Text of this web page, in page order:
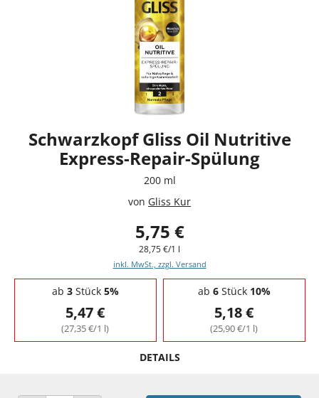
Schwarzkopf Gliss Oil Nutritive
Express-Repair-Spülung
200 ml
von Gliss Kur
5,75 €
28,75 €/1 l
inkl. MwSt., zzgl. Versand
Staffelpreise - Mengenrabatt
ab 3Stück 5%
5,47 €
(27,35 €/1 l)
ab 6Stück 10%
5,18 €
(25,90 €/1 l)
DETAILS